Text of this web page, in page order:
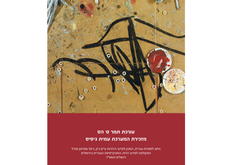
תמר ס' הס
$42
$38